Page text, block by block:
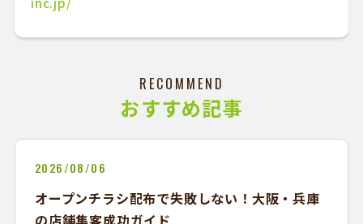
RECOMMEND
おすすめ記事
2026/08/06
オープンチラシ配布で失敗しない！大阪・兵庫
の店舗集客成功ガイド